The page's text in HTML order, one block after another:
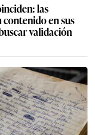
las
en sus
validación